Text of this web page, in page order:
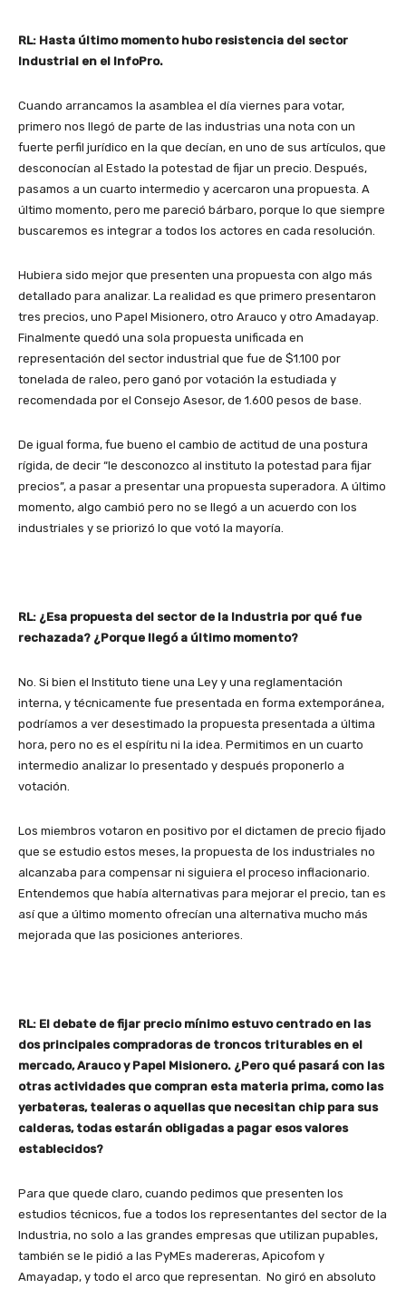
RL: Hasta último momento hubo resistencia del sector
Industrial en el InfoPro.
Cuando arrancamos la asamblea el día viernes para votar,
primero nos llegó de parte de las industrias una nota con un
fuerte perfil jurídico en la que decían, en uno de sus artículos, que
desconocían al Estado la potestad de fijar un precio. Después,
pasamos a un cuarto intermedio y acercaron una propuesta. A
último momento, pero me pareció bárbaro, porque lo que siempre
buscaremos es integrar a todos los actores en cada resolución.
Hubiera sido mejor que presenten una propuesta con algo más
detallado para analizar. La realidad es que primero presentaron
tres precios, uno Papel Misionero, otro Arauco y otro Amadayap.
Finalmente quedó una sola propuesta unificada en
representación del sector industrial que fue de $1.100 por
tonelada de raleo, pero ganó por votación la estudiada y
recomendada por el Consejo Asesor, de 1.600 pesos de base.
De igual forma, fue bueno el cambio de actitud de una postura
rígida, de decir “le desconozco al instituto la potestad para fijar
precios”, a pasar a presentar una propuesta superadora. A último
momento, algo cambió pero no se llegó a un acuerdo con los
industriales y se priorizó lo que votó la mayoría.
RL: ¿Esa propuesta del sector de la Industria por qué fue
rechazada? ¿Porque llegó a último momento?
No. Si bien el Instituto tiene una Ley y una reglamentación
interna, y técnicamente fue presentada en forma extemporánea,
podríamos a ver desestimado la propuesta presentada a última
hora, pero no es el espíritu ni la idea. Permitimos en un cuarto
intermedio analizar lo presentado y después proponerlo a
votación.
Los miembros votaron en positivo por el dictamen de precio fijado
que se estudio estos meses, la propuesta de los industriales no
alcanzaba para compensar ni siguiera el proceso inflacionario.
Entendemos que había alternativas para mejorar el precio, tan es
así que a último momento ofrecían una alternativa mucho más
mejorada que las posiciones anteriores.
RL: El debate de fijar precio mínimo estuvo centrado en las
dos principales compradoras de troncos triturables en el
mercado, Arauco y Papel Misionero. ¿Pero qué pasará con las
otras actividades que compran esta materia prima, como las
yerbateras, tealeras o aquellas que necesitan chip para sus
calderas, todas estarán obligadas a pagar esos valores
establecidos?
Para que quede claro, cuando pedimos que presenten los
estudios técnicos, fue a todos los representantes del sector de la
Industria, no solo a las grandes empresas que utilizan pupables,
también se le pidió a las PyMEs madereras, Apicofom y
Amayadap, y todo el arco que representan. No giró en absoluto